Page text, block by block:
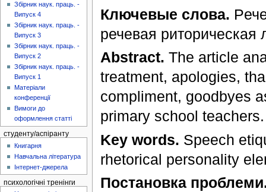
Ключевые слова.
речевая
Abstract. The article
treatment, apologies,
compliment, goodbyes
primary school teachers.
Key words. Speech
rhetorical personality
Постановка
Збірник наук. праць. -
Випуск 4
Збірник наук. праць. -
Випуск 3
Збірник наук. праць. -
Випуск 2
Збірник наук. праць. -
Випуск 1
Матеріали
конференції
Вимоги до
оформлення статті
студенту/аспіранту
Книгарня
Навчальна література
Інтернет-джерела
психологічні тренінги